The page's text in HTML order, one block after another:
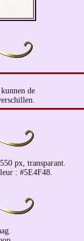
de
px, transparant.
: #5E4F48.